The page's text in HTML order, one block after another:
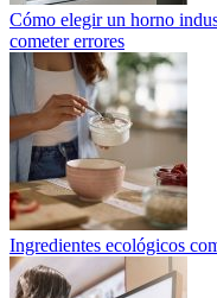
Cómo elegir un horno
cometer errores
Ingredientes ecológicos